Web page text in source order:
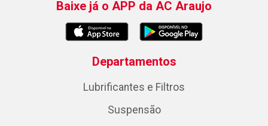
Baixe já o APP da AC Araujo
Departamentos
Lubrificantes e Filtros
Suspensão